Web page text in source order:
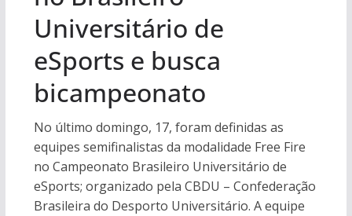
Universitário de
eSports e busca
bicampeonato
No último domingo, 17, foram definidas as
equipes semifinalistas da modalidade Free Fire
no Campeonato Brasileiro Universitário de
eSports; organizado pela CBDU – Confederação
Brasileira do Desporto Universitário. A equipe